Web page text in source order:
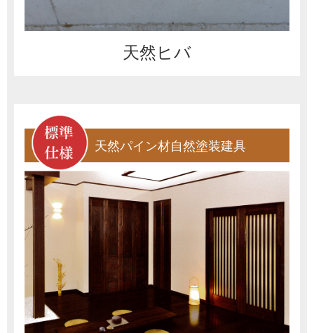
天然ヒバ
天然パイン材自然塗装建具